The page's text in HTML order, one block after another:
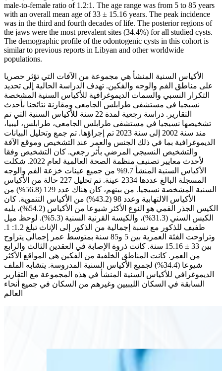
male-to-female ratio of 1.2:1. The age range was from 5 to 85 years
with an overall mean age of 33 ± 15.16 years. The peak incidence
was in the third and fourth decades of life. The posterior regions of
the jaws were the most prevalent sites (34.4%) for all studied cysts.
The demographic profile of the odontogenic cysts in this cohort is
similar to previous reports in Libyan and other worldwide
populations.
الأكياس السنية المنشأ هي مجموعة من الآفات التي تؤثر حصريا
على مناطق الفم والوجه والفكين. تهدف الدراسة الحالية إلى تحديد
التكرار النسبي والسمات الديموغرافية للأكياس السنية المشخصة
نسيجيا في مستشفى طرابلس الجامعي ومقارنة نتائجنا بأحدث
التقارير. دراسة رجعية لمدة 22 سنة للأكياس السنية التي تم
تشخيصها نسيجيا في مستشفى طرابلس الجامعي، طرابلس، ليبيا،
مند سنة 2002 إلى سنة 2023 تم إجراؤها. تم جمع وتحليل البيانات
الديموغرافية بما في ذلك الجنس والعمر عند التشخيص وموقع الآفة
والتشخيص النسيجي المرضي بأثر رجعي. كان التشخيص وفقا
لأحدث معايير تصنيف منظمة الصحة العالمية لعام 2022. شكلت
الأكياس السنية المنشأ 9.7% من جميع عينات خزعة الفم والوجه
المسجلة البالغ عددها 2334 عينة. تم تحليل 227 حالة من الأكياس
السنية المشخصة نسيجيا. من بينهم، كان هناك عدد 129 (56.8%) من
الأكياس الالتهابية وعدد 98 (43.2%) من الأكياس التنموية. كان
الكيس الجذر القمي هو النوع الأكثر شيوعا من الأكياس (54.2%)، يليه
الكيس السني (31.3%)، والكيسة القرنية السنية (5.3%). لوحظ ميل
طفيف للذكور مع نسبة إجمالية من الذكور إلى الإناث تبلغ 1.2: 1.
وتراوحت الفئة العمرية بين 5 و85 سنة بمتوسط عمر إجمالي يتراوح
بين 33 ± 15.16 سنة. كانت ذروة الإصابة في العقدين الثالث والرابع
من العمر. كانت المناطق الخلفية من الفكين هي المواقع الأكثر
شيوعا (34.4%) لجميع الأكياس السنية المدروسة. يتشابه الملف
الديموغرافي للأكياس السنية المنشأ في هذه المجموعة مع التقارير
السابقة في السكان الليبيين وغيرهم من السكان في جميع أنحاء
العالم